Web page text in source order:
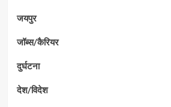
जयपुर
जॉब्स/कैरियर
दुर्घटना
देश/विदेश